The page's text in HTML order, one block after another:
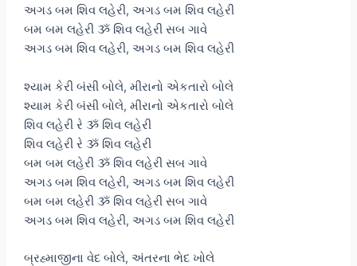
અગડ બમ શિવ લહેરી, અગડ બમ શિવ લહેરી
બમ બમ લહેરી ૐ શિવ લહેરી સબ ગાવે
અગડ બમ શિવ લહેરી, અગડ બમ શિવ લહેરી
શ્યામ કેરી બંસી બોલે, મીરાનો એકતારો બોલે
શ્યામ કેરી બંસી બોલે, મીરાનો એકતારો બોલે
શિવ લહેરી રે ૐ શિવ લહેરી
શિવ લહેરી રે ૐ શિવ લહેરી
બમ બમ લહેરી ૐ શિવ લહેરી સબ ગાવે
અગડ બમ શિવ લહેરી, અગડ બમ શિવ લહેરી
બમ બમ લહેરી ૐ શિવ લહેરી સબ ગાવે
અગડ બમ શિવ લહેરી, અગડ બમ શિવ લહેરી
બ્રહ્માજીના વેદ બોલે, અંતરના ભેદ ખોલે